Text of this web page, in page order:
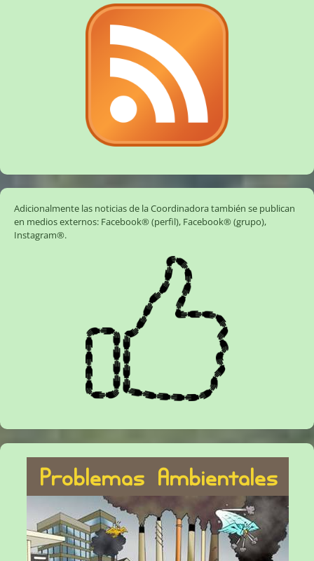
Adicionalmente las noticias de la Coordinadora también se publican
en medios externos: Facebook® (perfil), Facebook® (grupo),
Instagram®.